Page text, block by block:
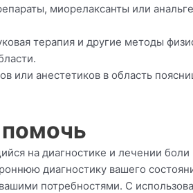
миорелаксанты или
терапия и другие методы
или анестетиков в область
на диагностике и лечении боли
диагностику вашего
потребностями. С